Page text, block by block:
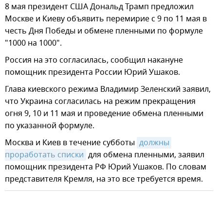
8 мая президент США Дональд Трамп предложил
Москве и Киеву объявить перемирие с 9 по 11 мая в
честь Дня Победы и обмене пленными по формуле
"1000 на 1000".
Россия на это согласилась, сообщил накануне
помощник президента России Юрий Ушаков.
Глава киевского режима Владимир Зеленский заявил,
что Украина согласилась на режим прекращения
огня 9, 10 и 11 мая и проведение обмена пленными
по указанной формуле.
Москва и Киев в течение субботы должны
проработать списки для обмена пленными, заявил
помощник президента РФ Юрий Ушаков. По словам
представителя Кремля, на это все требуется время.